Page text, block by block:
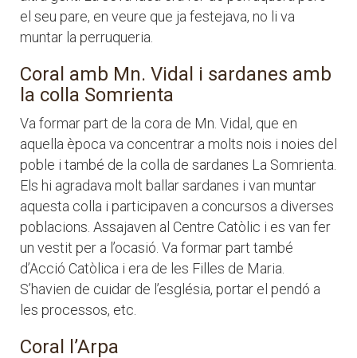
el seu pare, en veure que ja festejava, no li va
muntar la perruqueria.
Coral amb Mn. Vidal i sardanes amb
la colla Somrienta
Va formar part de la cora de Mn. Vidal, que en
aquella època va concentrar a molts nois i noies del
poble i també de la colla de sardanes La Somrienta.
Els hi agradava molt ballar sardanes i van muntar
aquesta colla i participaven a concursos a diverses
poblacions. Assajaven al Centre Catòlic i es van fer
un vestit per a l’ocasió. Va formar part també
d’Acció Catòlica i era de les Filles de Maria.
S’havien de cuidar de l’església, portar el pendó a
les processos, etc.
Coral l’Arpa